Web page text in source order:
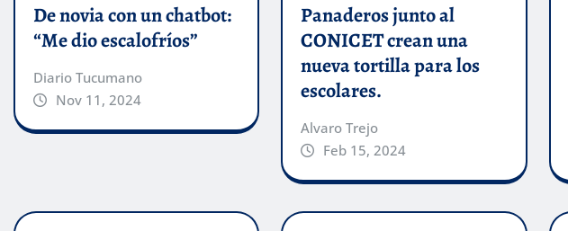
De novia con un chatbot:
“Me dio escalofríos”
Diario Tucumano
Nov 11, 2024
Panaderos junto al
CONICET crean una
nueva tortilla para los
escolares.
Alvaro Trejo
Feb 15, 2024